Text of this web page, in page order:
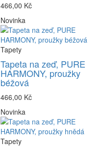
466,00 Kč
Novinka
Tapety
Tapeta na zeď, PURE
HARMONY, proužky
béžová
466,00 Kč
Novinka
Tapety